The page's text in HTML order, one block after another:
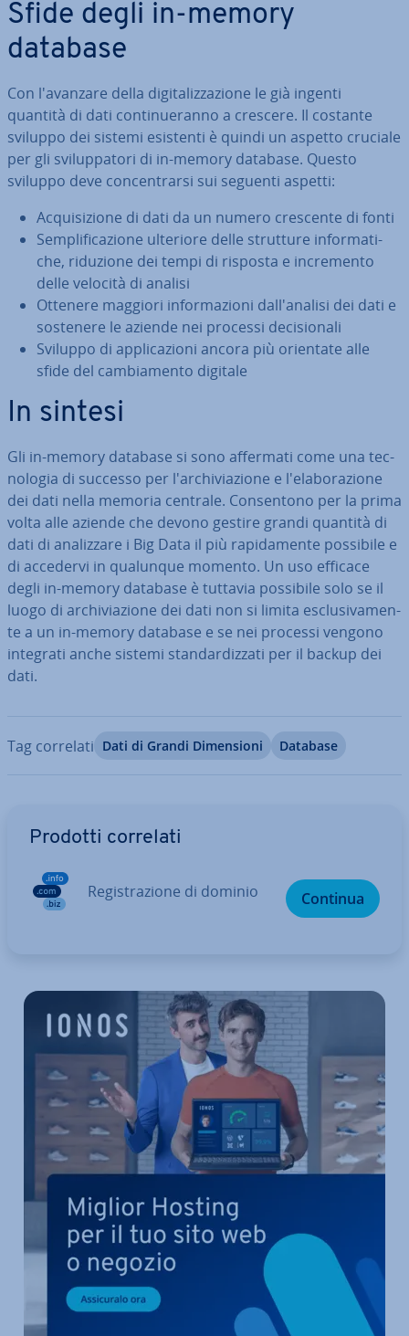
Sfide degli in-memory
database
Con l'a­van­za­re della di­gi­ta­liz­za­zio­ne le già ingenti
quantità di dati con­ti­nue­ran­no a crescere. Il costante
sviluppo dei sistemi esistenti è quindi un aspetto cruciale
per gli svi­lup­pa­to­ri di in-memory database. Questo
sviluppo deve con­cen­trar­si sui seguenti aspetti:
Ac­qui­si­zio­ne di dati da un numero crescente di fonti
Sem­pli­fi­ca­zio­ne ulteriore delle strutture in­for­ma­ti­
che, riduzione dei tempi di risposta e in­cre­men­to
delle velocità di analisi
Ottenere maggiori in­for­ma­zio­ni dal­l'a­na­li­si dei dati e
sostenere le aziende nei processi de­ci­sio­na­li
Sviluppo di ap­pli­ca­zio­ni ancora più orientate alle
sfide del cam­bia­men­to digitale
In sintesi
Gli in-memory database si sono affermati come una tec­
no­lo­gia di successo per l'ar­chi­via­zio­ne e l'e­la­bo­ra­zio­ne
dei dati nella memoria centrale. Con­sen­to­no per la prima
volta alle aziende che devono gestire grandi quantità di
dati di ana­liz­za­re i Big Data il più ra­pi­da­men­te possibile e
di accedervi in qualunque momento. Un uso efficace
degli in-memory database è tuttavia possibile solo se il
luogo di ar­chi­via­zio­ne dei dati non si limita esclu­si­va­men­
te a un in-memory database e se nei processi vengono
integrati anche sistemi stan­dar­diz­za­ti per il backup dei
dati.
Tag correlati Dati di Grandi Di­men­sio­ni Database
Prodotti correlati
Re­gi­stra­zio­ne di dominio Continua